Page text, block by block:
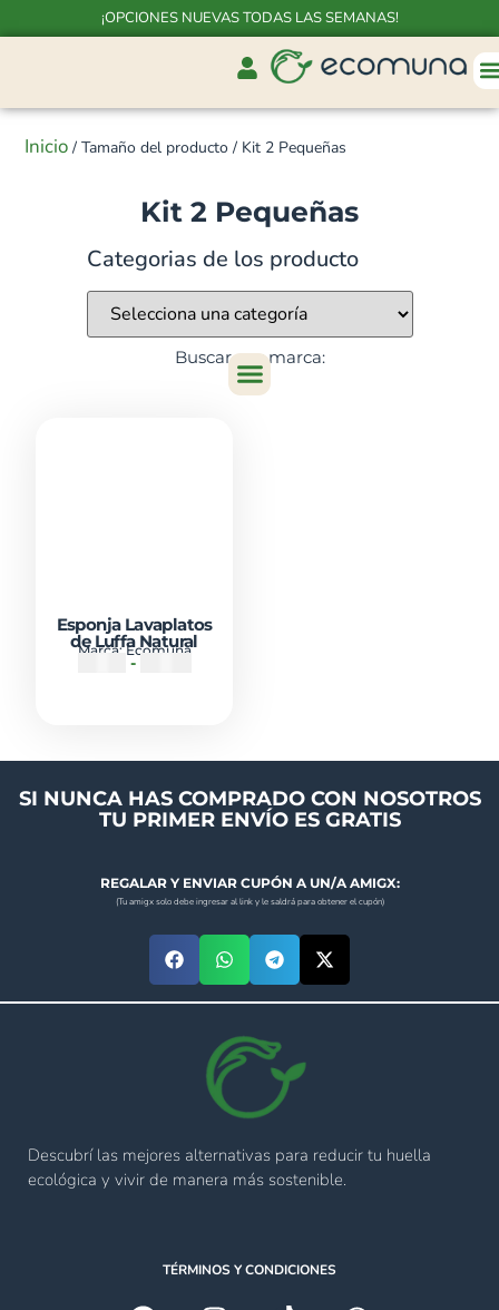
¡OPCIONES NUEVAS TODAS LAS SEMANAS!
Inicio / Tamaño del producto / Kit 2 Pequeñas
Kit 2 Pequeñas
Categorias de los producto
Buscar por marca:
Esponja Lavaplatos
de Luffa Natural
Marca:Ecomuna
-
SI NUNCA HAS COMPRADO CON NOSOTROS
TU PRIMER ENVÍO ES GRATIS
REGALAR Y ENVIAR CUPÓN A UN/A AMIGX:
(Tu amigx solo debe ingresar al link y le saldrá para obtener el cupón)
Descubrí las mejores alternativas para reducir tu huella
ecológica y vivir de manera más sostenible.
TÉRMINOS Y CONDICIONES